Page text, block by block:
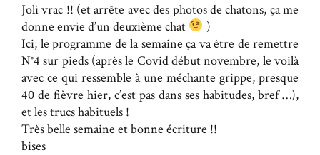
Joli vrac !! (et arrête avec des photos de chatons, ça me
donne envie d’un deuxième chat
)
Ici, le programme de la semaine ça va être de remettre
N°4 sur pieds (après le Covid début novembre, le voilà
avec ce qui ressemble à une méchante grippe, presque
40 de fièvre hier, c’est pas dans ses habitudes, bref …),
et les trucs habituels !
Très belle semaine et bonne écriture !!
bises